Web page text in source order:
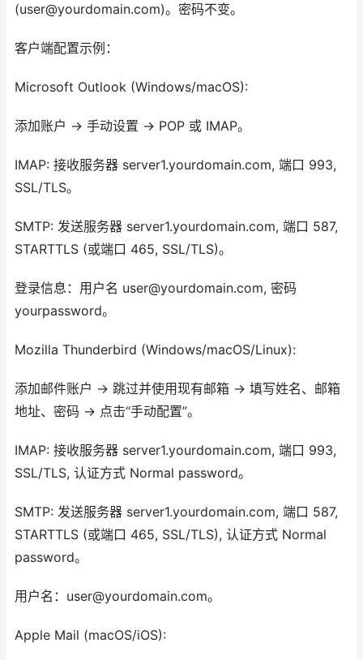
(user@yourdomain.com)。密码不变。
客户端配置示例：
Microsoft Outlook (Windows/macOS):
添加账户 -> 手动设置 -> POP 或 IMAP。
IMAP: 接收服务器 server1.yourdomain.com, 端口 993,
SSL/TLS。
SMTP: 发送服务器 server1.yourdomain.com, 端口 587,
STARTTLS (或端口 465, SSL/TLS)。
登录信息：用户名 user@yourdomain.com, 密码
yourpassword。
Mozilla Thunderbird (Windows/macOS/Linux):
添加邮件账户 -> 跳过并使用现有邮箱 -> 填写姓名、邮箱
地址、密码 -> 点击“手动配置”。
IMAP: 接收服务器 server1.yourdomain.com, 端口 993,
SSL/TLS, 认证方式 Normal password。
SMTP: 发送服务器 server1.yourdomain.com, 端口 587,
STARTTLS (或端口 465, SSL/TLS), 认证方式 Normal
password。
用户名：user@yourdomain.com。
Apple Mail (macOS/iOS):